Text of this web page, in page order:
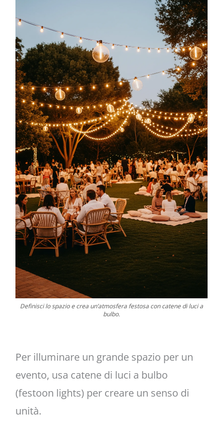
Definisci lo spazio e crea un’atmosfera festosa con catene di luci a
bulbo.
Per illuminare un grande spazio per un
evento, usa catene di luci a bulbo
(festoon lights) per creare un senso di
unità.